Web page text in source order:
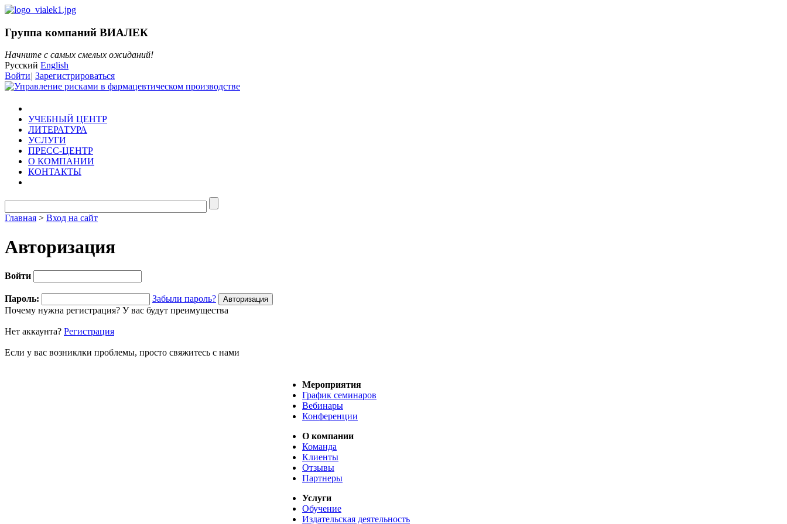
Группа компаний ВИАЛЕК
Начните с самых смелых ожиданий!
Русский English
Войти| Зарегистрироваться
УЧЕБНЫЙ ЦЕНТР
ЛИТЕРАТУРА
УСЛУГИ
ПРЕСС-ЦЕНТР
О КОМПАНИИ
КОНТАКТЫ
Главная > Вход на сайт
Авторизация
Войти
Пароль:
Забыли пароль?
Почему нужна регистрация? У вас будут преимущества
Нет аккаунта? Регистрация
Если у вас возниклки проблемы, просто свяжитесь с нами
Мероприятия
График семинаров
Вебинары
Конференции
О компании
Команда
Клиенты
Отзывы
Партнеры
Услуги
Обучение
Издательская деятельность